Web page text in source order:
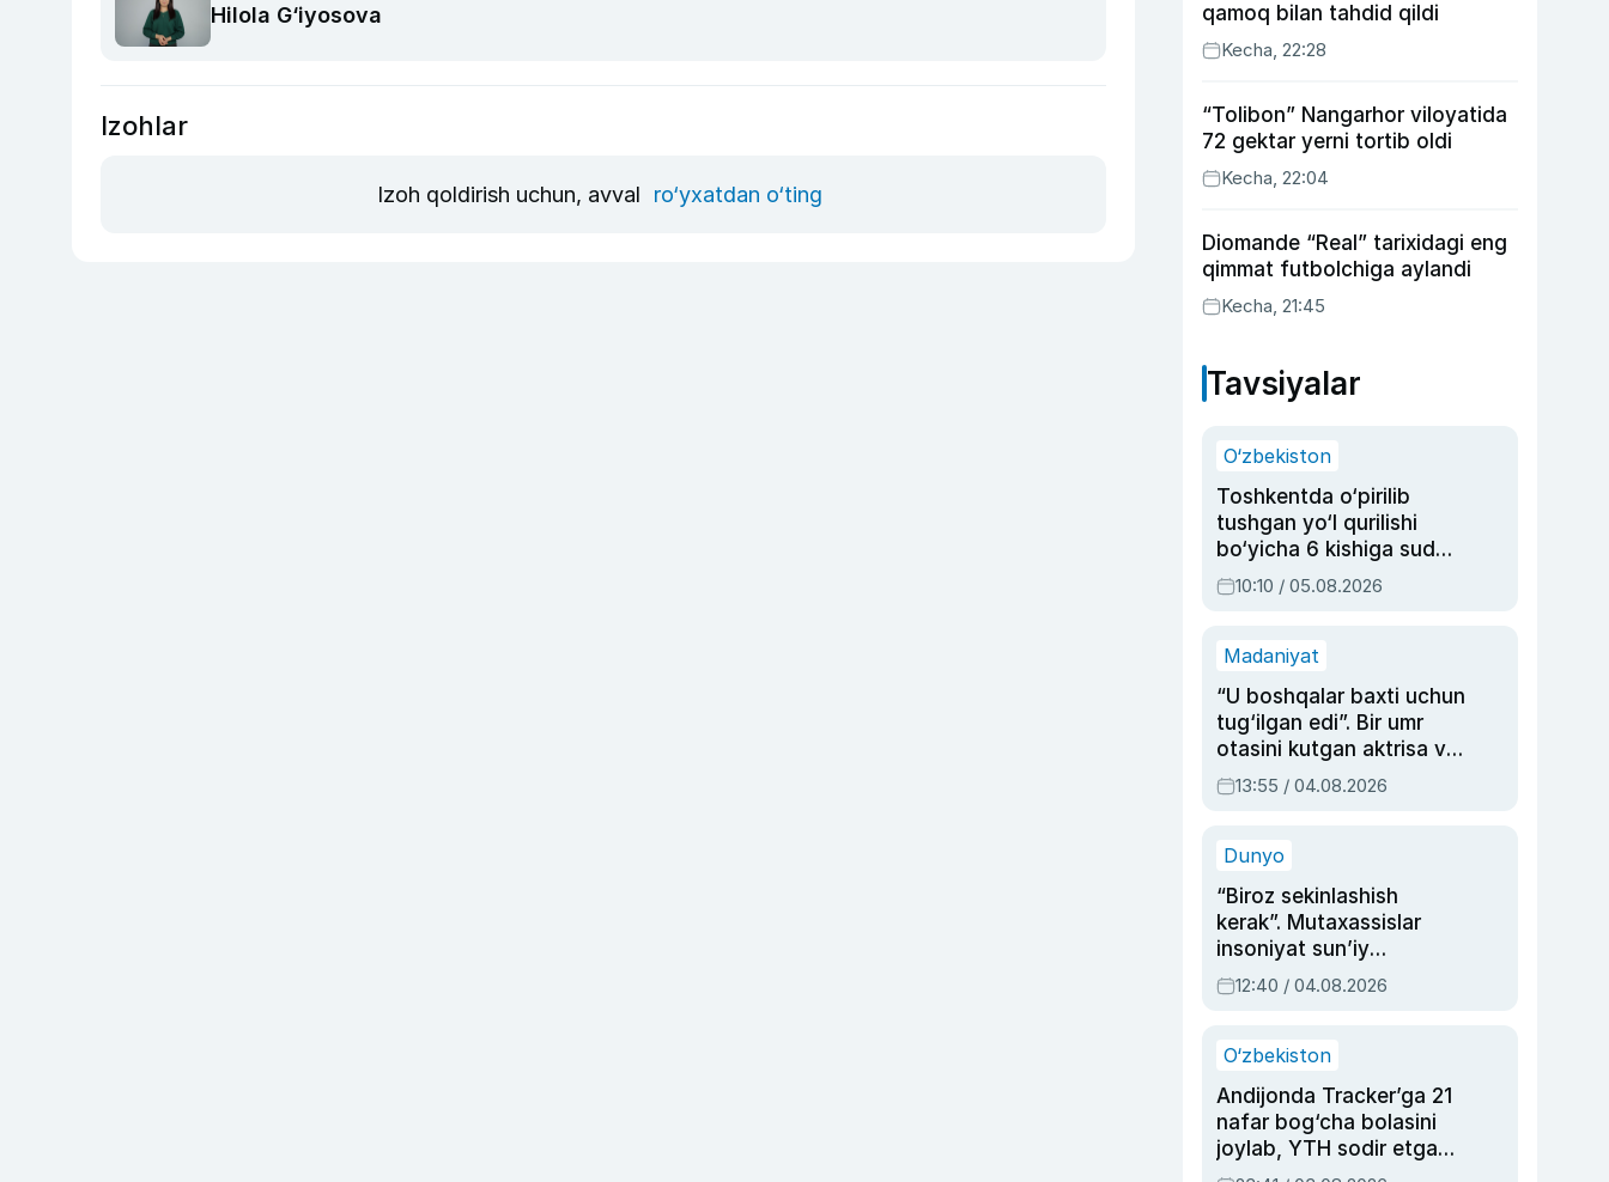
Hilola G‘iyosova
Izohlar
Izoh qoldirish uchun, avval ro‘yxatdan o‘ting
qamoq bilan tahdid qildi
Kecha, 22:28
“Tolibon” Nangarhor viloyatida
72 gektar yerni tortib oldi
Kecha, 22:04
Diomande “Real” tarixidagi eng
qimmat futbolchiga aylandi
Kecha, 21:45
Tavsiyalar
O‘zbekiston
Toshkentda o‘pirilib
tushgan yo‘l qurilishi
bo‘yicha 6 kishiga sud
hukmi o‘qildi
10:10 / 05.08.2026
Madaniyat
“U boshqalar baxti uchun
tug‘ilgan edi”. Bir umr
otasini kutgan aktrisa va
dublyaj ustasi Rimma
Ahmedovaning
13:55 / 04.08.2026
Dunyo
“Biroz sekinlashish
kerak”. Mutaxassislar
insoniyat sun’iy
intellektni boshqara
olmay qolishidan xavotir
12:40 / 04.08.2026
O‘zbekiston
Andijonda Tracker’ga 21
nafar bog‘cha bolasini
joylab, YTH sodir etgan
ayolga sud hukmi o‘qildi